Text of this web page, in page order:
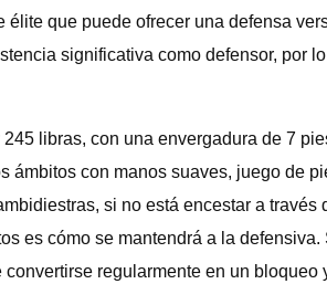
que puede ofrecer una defensa
significativa como defensor, por
libras, con una envergadura de 7
con manos suaves, juego de
si no está encestar a
es cómo se mantendrá a la
regularmente en un